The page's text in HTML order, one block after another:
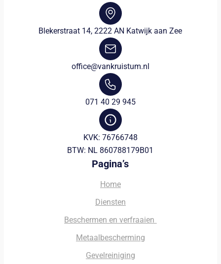
Blekerstraat 14, 2222 AN Katwijk aan Zee
office@vankruistum.nl
071 40 29 945
KVK: 76766748
BTW: NL 860788179B01
Pagina’s
Home
Diensten
Beschermen en verfraaien
Metaalbescherming
Gevelreiniging